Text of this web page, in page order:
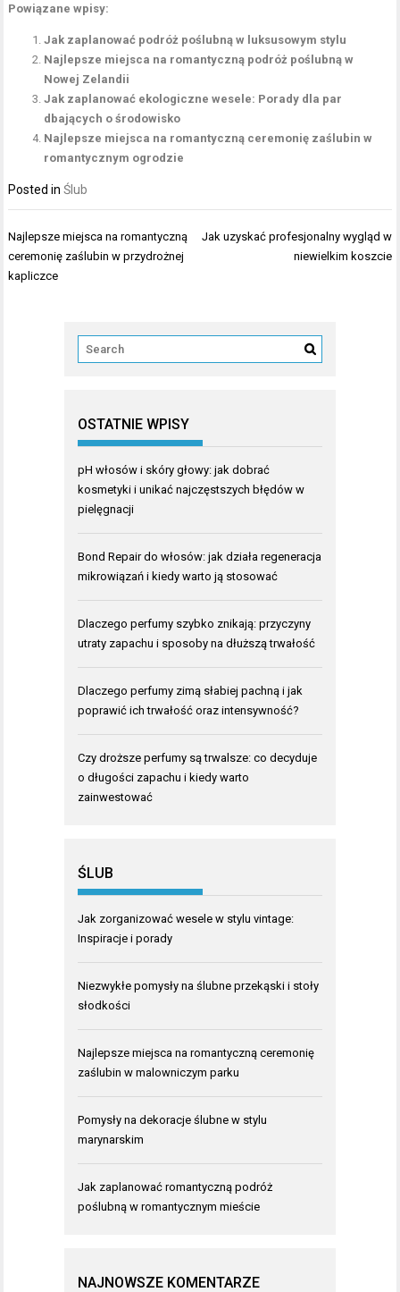
Powiązane wpisy:
Jak zaplanować podróż poślubną w luksusowym stylu
Najlepsze miejsca na romantyczną podróż poślubną w
Nowej Zelandii
Jak zaplanować ekologiczne wesele: Porady dla par
dbających o środowisko
Najlepsze miejsca na romantyczną ceremonię zaślubin w
romantycznym ogrodzie
Posted inŚlub
Nawigacja
wpisu
Najlepsze miejsca na romantyczną
ceremonię zaślubin w przydrożnej
kapliczce
Jak uzyskać profesjonalny wygląd w
niewielkim koszcie
OSTATNIE WPISY
pH włosów i skóry głowy: jak dobrać
kosmetyki i unikać najczęstszych błędów w
pielęgnacji
Bond Repair do włosów: jak działa regeneracja
mikrowiązań i kiedy warto ją stosować
Dlaczego perfumy szybko znikają: przyczyny
utraty zapachu i sposoby na dłuższą trwałość
Dlaczego perfumy zimą słabiej pachną i jak
poprawić ich trwałość oraz intensywność?
Czy droższe perfumy są trwalsze: co decyduje
o długości zapachu i kiedy warto
zainwestować
ŚLUB
Jak zorganizować wesele w stylu vintage:
Inspiracje i porady
Niezwykłe pomysły na ślubne przekąski i stoły
słodkości
Najlepsze miejsca na romantyczną ceremonię
zaślubin w malowniczym parku
Pomysły na dekoracje ślubne w stylu
marynarskim
Jak zaplanować romantyczną podróż
poślubną w romantycznym mieście
NAJNOWSZE KOMENTARZE